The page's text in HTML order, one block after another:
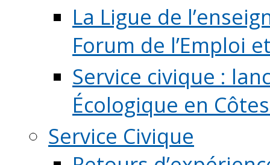
La Ligue de
Forum de l’Emploi
Service civique :
Écologique en
Service Civique